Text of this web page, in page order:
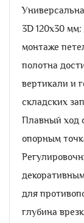
3D 120x30
монтаже
полотна
вертикали и
складских
Плавный ход
опорным
для
глубина